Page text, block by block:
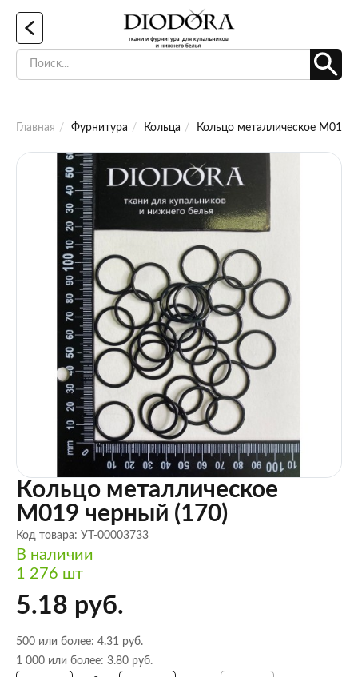
Главная Фурнитура Кольца Кольцо металлическое M019
Кольцо металлическое
M019 черный (170)
Код товара: УТ-00003733
В наличии
1 276 шт
5.18 руб.
500 или более: 4.31 руб.
1 000 или более: 3.80 руб.